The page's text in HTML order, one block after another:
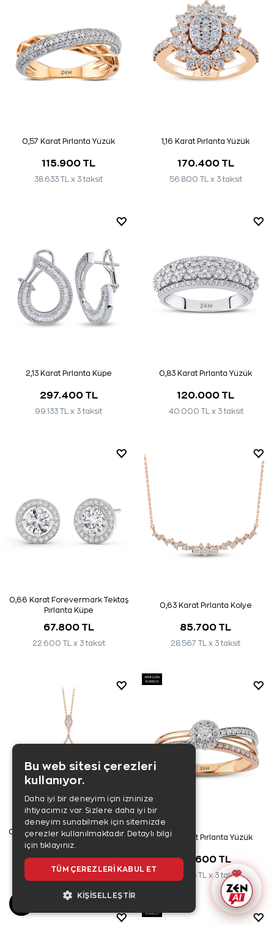
0,57 Karat Pırlanta Yüzük
115.900 TL
38.633 TL x 3 taksit
1,16 Karat Pırlanta Yüzük
170.400 TL
56.800 TL x 3 taksit
2,13 Karat Pırlanta Küpe
297.400 TL
99.133 TL x 3 taksit
0,83 Karat Pırlanta Yüzük
120.000 TL
40.000 TL x 3 taksit
0,66 Karat Forevermark Tektaş
Pırlanta Küpe
67.800 TL
22.600 TL x 3 taksit
0,63 Karat Pırlanta Kolye
85.700 TL
28.567 TL x 3 taksit
0,57 Karat Özel Tasarım Pırlanta
Kolye
99.800 TL
AYNI GÜN
KARGO
0,43 Karat Pırlanta Yüzük
79.600 TL
26.533 TL x 3 taksit
KARGO
Bu web sitesi çerezleri
kullanıyor.
Daha iyi bir deneyim için izninize
ihtiyacımız var. Sizlere daha iyi bir
deneyim sunabilmek için sitemizde
çerezler kullanılmaktadır. Detaylı bilgi
için tıklayınız.
TÜM ÇEREZLERI KABUL ET
KIŞISELLEŞTIR